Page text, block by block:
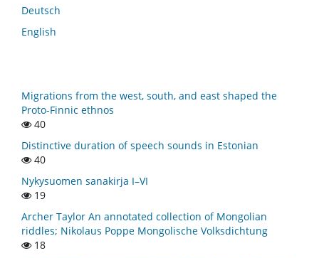
Deutsch
English
Migrations from the west, south, and east shaped the
Proto-Finnic ethnos
40
Distinctive duration of speech sounds in Estonian
40
Nykysuomen sanakirja I–VI
19
Archer Taylor An annotated collection of Mongolian
riddles; Nikolaus Poppe Mongolische Volksdichtung
18